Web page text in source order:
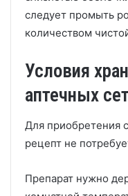
следует промыть
количеством
Условия
аптечных
Для приобретения
рецепт не
Препарат нужно